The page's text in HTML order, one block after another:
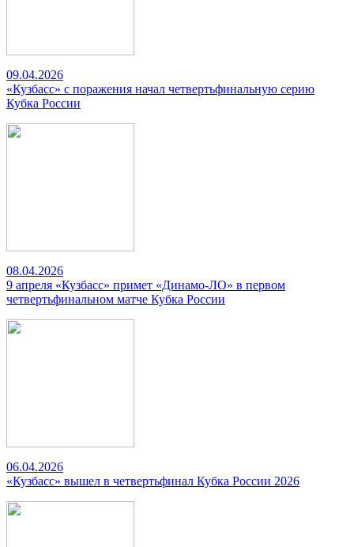
09.04.2026
«Кузбасс» с поражения начал четвертьфинальную серию
Кубка России
08.04.2026
9 апреля «Кузбасс» примет «Динамо-ЛО» в первом
четвертьфинальном матче Кубка России
06.04.2026
«Кузбасс» вышел в четвертьфинал Кубка России 2026